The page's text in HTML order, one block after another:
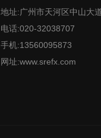
地址:广州市天河区中山大
电话:020-32038707
手机:13560095873
网址:www.srefx.com